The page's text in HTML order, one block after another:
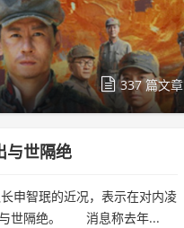
337 篇文章
与世隔绝
申智珉的近况，表示在对内凌
与世隔绝。 消息称去年...